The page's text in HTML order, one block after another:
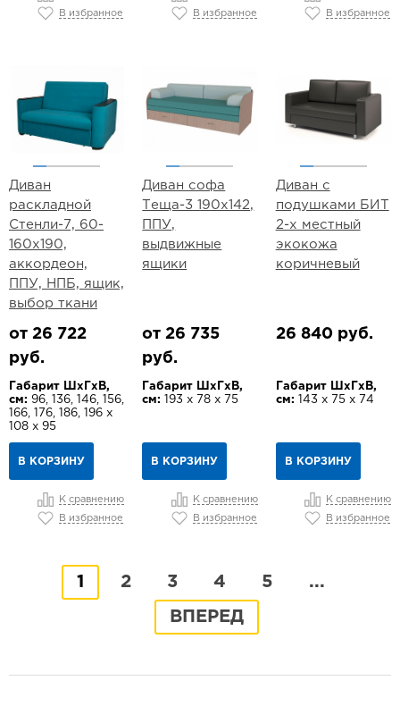
В избранное В избранное В избранное
Диван
раскладной
Стенли-7, 60-
160х190,
аккордеон,
ППУ, НПБ, ящик,
выбор ткани
от 26 722
руб.
Габарит ШхГхВ,
см: 96, 136, 146, 156,
166, 176, 186, 196 х
108 х 95
В КОРЗИНУ
К сравнению
В избранное
Диван софа
Теща-3 190х142,
ППУ,
выдвижные
ящики
от 26 735
руб.
Габарит ШхГхВ,
см:
193 х 78 х 75
В КОРЗИНУ
К сравнению
В избранное
Диван с
подушками БИТ
2-х местный
экокожа
коричневый
26 840 руб.
Габарит ШхГхВ,
см: 143 х 75 х 74
В КОРЗИНУ
К сравнению
В избранное
1 2 3 4 5 ...
ВПЕРЕД